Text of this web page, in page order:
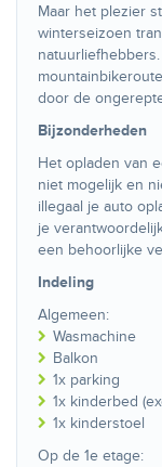
Maar het plezier
winterseizoen
door de
Bijzonderheden
Het opladen van
niet mogelijk en
illegaal je auto
je
een behoorlijke
Indeling
Algemeen:
Wasmachine
Balkon
1x parking
1x kinderbed
1x kinderstoel
Op de 1e etage: